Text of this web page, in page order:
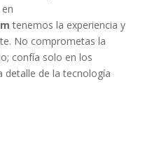
tenemos la experiencia y
No comprometas la
confía solo en los
detalle de la tecnología